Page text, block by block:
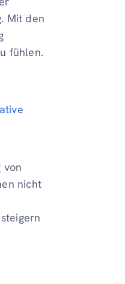
Mit den
fühlen.
von
nicht